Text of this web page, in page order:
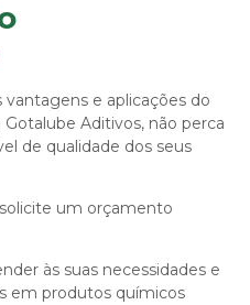
e aplicações do
Gotalube Aditivos, não perca
de qualidade dos seus
um orçamento
às suas necessidades e
em produtos químicos